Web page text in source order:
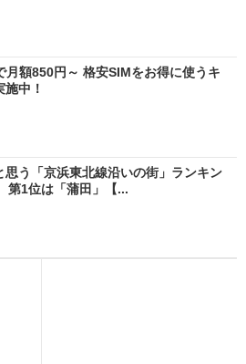
月額850円～ 格安SIMをお得に使うキ
施中！
思う「京浜東北線沿いの街」ランキン
1位は「蒲田」【...